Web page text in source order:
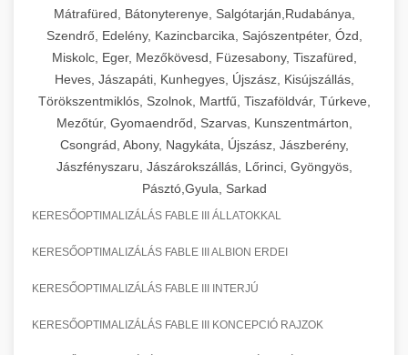
Mátrafüred, Bátonyterenye, Salgótarján,Rudabánya,
Szendrő, Edelény, Kazincbarcika, Sajószentpéter, Ózd,
Miskolc, Eger, Mezőkövesd, Füzesabony, Tiszafüred,
Heves, Jászapáti, Kunhegyes, Újszász, Kisújszállás,
Törökszentmiklós, Szolnok, Martfű, Tiszaföldvár, Túrkeve,
Mezőtúr, Gyomaendrőd, Szarvas, Kunszentmárton,
Csongrád, Abony, Nagykáta, Újszász, Jászberény,
Jászfényszaru, Jászárokszállás, Lőrinci, Gyöngyös,
Pásztó,Gyula, Sarkad
KERESŐOPTIMALIZÁLÁS FABLE III ÁLLATOKKAL
KERESŐOPTIMALIZÁLÁS FABLE III ALBION ERDEI
KERESŐOPTIMALIZÁLÁS FABLE III INTERJÚ
KERESŐOPTIMALIZÁLÁS FABLE III KONCEPCIÓ RAJZOK